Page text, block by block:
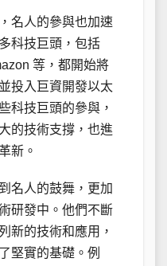
名人的參與也加速
科技巨頭，包括
等，都開始將
投入巨資開發以太
科技巨頭的參與，
的技術支撐，也進
新。
名人的鼓舞，更加
研發中。他們不斷
新的技術和應用，
堅實的基礎。例